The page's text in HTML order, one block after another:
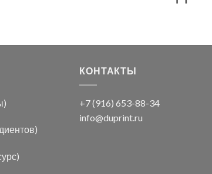
КОНТАКТЫ
+7 (916) 653-88-34
info@duprint.ru